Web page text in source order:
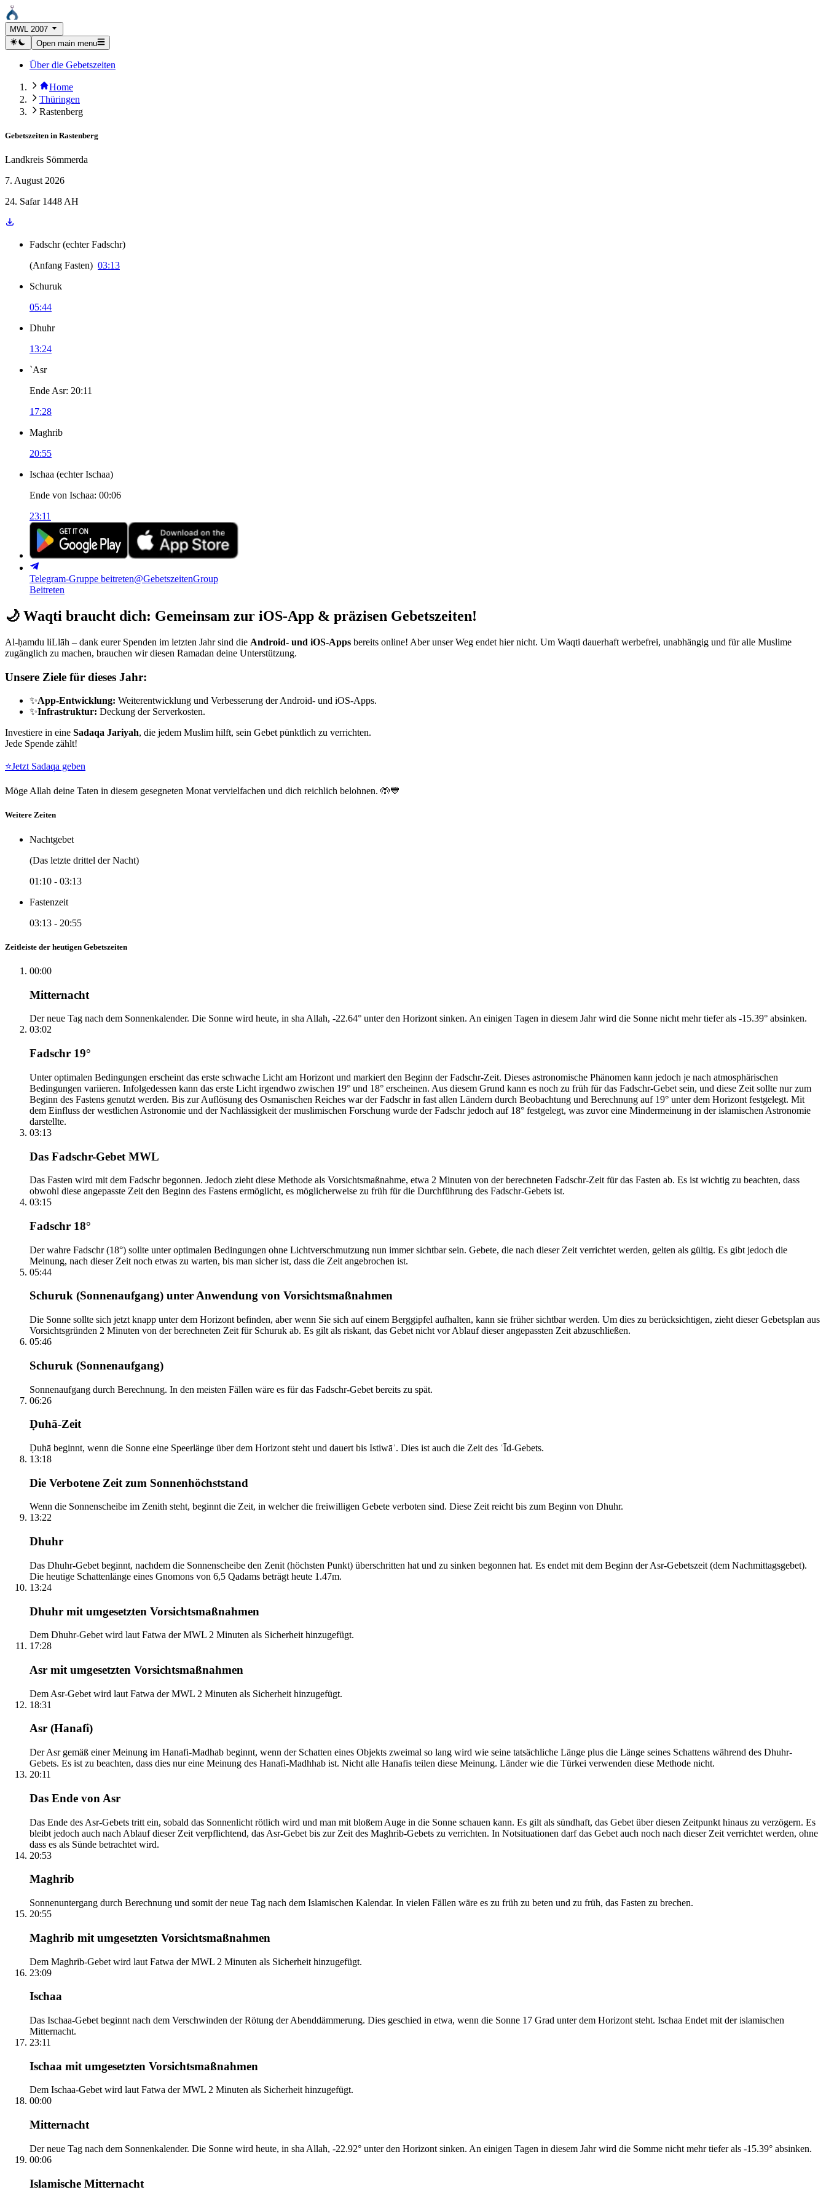
MWL 2007
Open main menu
Über die Gebetszeiten
Home
Thüringen
Rastenberg
Gebetszeiten in Rastenberg
Landkreis Sömmerda
7. August 2026
24. Safar 1448 AH
Fadschr (echter Fadschr)
(Anfang Fasten) 03:13
Schuruk
05:44
Dhuhr
13:24
`Asr
Ende Asr: 20:11
17:28
Maghrib
20:55
Ischaa (echter Ischaa)
Ende von Ischaa: 00:06
23:11
Telegram-Gruppe beitreten@GebetszeitenGroup
Beitreten
🌙 Waqti braucht dich: Gemeinsam zur iOS-App & präzisen Gebetszeiten!
Al-ḥamdu liLlāh – dank eurer Spenden im letzten Jahr sind die Android- und iOS-Apps bereits online! Aber unser Weg endet hier nicht. Um Waqti dauerhaft werbefrei, unabhängig und für alle Muslime
zugänglich zu machen, brauchen wir diesen Ramadan deine Unterstützung.
Unsere Ziele für dieses Jahr:
✨App-Entwicklung: Weiterentwicklung und Verbesserung der Android- und iOS-Apps.
✨Infrastruktur: Deckung der Serverkosten.
Investiere in eine Sadaqa Jariyah, die jedem Muslim hilft, sein Gebet pünktlich zu verrichten.
Jede Spende zählt!
⭐Jetzt Sadaqa geben
Möge Allah deine Taten in diesem gesegneten Monat vervielfachen und dich reichlich belohnen. 🤲💙
Weitere Zeiten
Nachtgebet
(Das letzte drittel der Nacht)
01:10 - 03:13
Fastenzeit
03:13 - 20:55
Zeitleiste der heutigen Gebetszeiten
00:00
Mitternacht
Der neue Tag nach dem Sonnenkalender. Die Sonne wird heute, in sha Allah, -22.64° unter den Horizont sinken. An einigen Tagen in diesem Jahr wird die Sonne nicht mehr tiefer als -15.39° absinken.
03:02
Fadschr 19°
Unter optimalen Bedingungen erscheint das erste schwache Licht am Horizont und markiert den Beginn der Fadschr-Zeit. Dieses astronomische Phänomen kann jedoch je nach atmosphärischen
Bedingungen variieren. Infolgedessen kann das erste Licht irgendwo zwischen 19° und 18° erscheinen. Aus diesem Grund kann es noch zu früh für das Fadschr-Gebet sein, und diese Zeit sollte nur zum
Beginn des Fastens genutzt werden. Bis zur Auflösung des Osmanischen Reiches war der Fadschr in fast allen Ländern durch Beobachtung und Berechnung auf 19° unter dem Horizont festgelegt. Mit
dem Einfluss der westlichen Astronomie und der Nachlässigkeit der muslimischen Forschung wurde der Fadschr jedoch auf 18° festgelegt, was zuvor eine Mindermeinung in der islamischen Astronomie
darstellte.
03:13
Das Fadschr-Gebet MWL
Das Fasten wird mit dem Fadschr begonnen. Jedoch zieht diese Methode als Vorsichtsmaßnahme, etwa 2 Minuten von der berechneten Fadschr-Zeit für das Fasten ab. Es ist wichtig zu beachten, dass
obwohl diese angepasste Zeit den Beginn des Fastens ermöglicht, es möglicherweise zu früh für die Durchführung des Fadschr-Gebets ist.
03:15
Fadschr 18°
Der wahre Fadschr (18°) sollte unter optimalen Bedingungen ohne Lichtverschmutzung nun immer sichtbar sein. Gebete, die nach dieser Zeit verrichtet werden, gelten als gültig. Es gibt jedoch die
Meinung, nach dieser Zeit noch etwas zu warten, bis man sicher ist, dass die Zeit angebrochen ist.
05:44
Schuruk (Sonnenaufgang) unter Anwendung von Vorsichtsmaßnahmen
Die Sonne sollte sich jetzt knapp unter dem Horizont befinden, aber wenn Sie sich auf einem Berggipfel aufhalten, kann sie früher sichtbar werden. Um dies zu berücksichtigen, zieht dieser Gebetsplan aus
Vorsichtsgründen 2 Minuten von der berechneten Zeit für Schuruk ab. Es gilt als riskant, das Gebet nicht vor Ablauf dieser angepassten Zeit abzuschließen.
05:46
Schuruk (Sonnenaufgang)
Sonnenaufgang durch Berechnung. In den meisten Fällen wäre es für das Fadschr-Gebet bereits zu spät.
06:26
Ḍuhā-Zeit
Ḍuhā beginnt, wenn die Sonne eine Speerlänge über dem Horizont steht und dauert bis Istiwāʾ. Dies ist auch die Zeit des ʿĪd-Gebets.
13:18
Die Verbotene Zeit zum Sonnenhöchststand
Wenn die Sonnenscheibe im Zenith steht, beginnt die Zeit, in welcher die freiwilligen Gebete verboten sind. Diese Zeit reicht bis zum Beginn von Dhuhr.
13:22
Dhuhr
Das Dhuhr-Gebet beginnt, nachdem die Sonnenscheibe den Zenit (höchsten Punkt) überschritten hat und zu sinken begonnen hat. Es endet mit dem Beginn der Asr-Gebetszeit (dem Nachmittagsgebet).
Die heutige Schattenlänge eines Gnomons von 6,5 Qadams beträgt heute 1.47m.
13:24
Dhuhr mit umgesetzten Vorsichtsmaßnahmen
Dem Dhuhr-Gebet wird laut Fatwa der MWL 2 Minuten als Sicherheit hinzugefügt.
17:28
Asr mit umgesetzten Vorsichtsmaßnahmen
Dem Asr-Gebet wird laut Fatwa der MWL 2 Minuten als Sicherheit hinzugefügt.
18:31
Asr (Hanafi)
Der Asr gemäß einer Meinung im Hanafi-Madhab beginnt, wenn der Schatten eines Objekts zweimal so lang wird wie seine tatsächliche Länge plus die Länge seines Schattens während des Dhuhr-
Gebets. Es ist zu beachten, dass dies nur eine Meinung des Hanafi-Madhhab ist. Nicht alle Hanafis teilen diese Meinung. Länder wie die Türkei verwenden diese Methode nicht.
20:11
Das Ende von Asr
Das Ende des Asr-Gebets tritt ein, sobald das Sonnenlicht rötlich wird und man mit bloßem Auge in die Sonne schauen kann. Es gilt als sündhaft, das Gebet über diesen Zeitpunkt hinaus zu verzögern. Es
bleibt jedoch auch nach Ablauf dieser Zeit verpflichtend, das Asr-Gebet bis zur Zeit des Maghrib-Gebets zu verrichten. In Notsituationen darf das Gebet auch noch nach dieser Zeit verrichtet werden, ohne
dass es als Sünde betrachtet wird.
20:53
Maghrib
Sonnenuntergang durch Berechnung und somit der neue Tag nach dem Islamischen Kalendar. In vielen Fällen wäre es zu früh zu beten und zu früh, das Fasten zu brechen.
20:55
Maghrib mit umgesetzten Vorsichtsmaßnahmen
Dem Maghrib-Gebet wird laut Fatwa der MWL 2 Minuten als Sicherheit hinzugefügt.
23:09
Ischaa
Das Ischaa-Gebet beginnt nach dem Verschwinden der Rötung der Abenddämmerung. Dies geschied in etwa, wenn die Sonne 17 Grad unter dem Horizont steht. Ischaa Endet mit der islamischen
Mitternacht.
23:11
Ischaa mit umgesetzten Vorsichtsmaßnahmen
Dem Ischaa-Gebet wird laut Fatwa der MWL 2 Minuten als Sicherheit hinzugefügt.
00:00
Mitternacht
Der neue Tag nach dem Sonnenkalender. Die Sonne wird heute, in sha Allah, -22.92° unter den Horizont sinken. An einigen Tagen in diesem Jahr wird die Somme nicht mehr tiefer als -15.39° absinken.
00:06
Islamische Mitternacht